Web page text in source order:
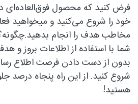
فرض کنید که محصول فوق‌العاده‌ای
خود را شروع می‌کنید و میخواهید
مخاطب هدف را انجام
شما با استفاده از اطلاعات بروز و
بدون از دست دادن فرصت اطلاع
شروع کنید. از این راه پنجاه درصد
هستید!